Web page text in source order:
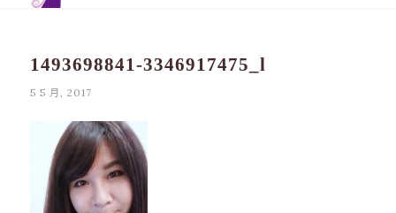
1493698841-3346917475_l
5 5 月, 2017